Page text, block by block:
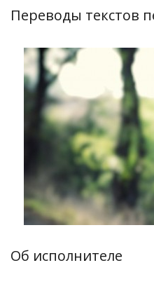
Переводы текстов
Об исполнителе